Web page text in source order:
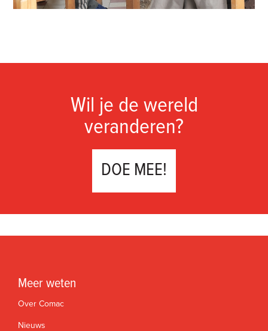
Wil je de wereld
veranderen?
DOE MEE!
Meer weten
Over Comac
Nieuws